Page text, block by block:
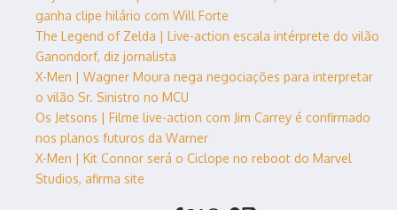
ganha clipe hilário com Will Forte
The Legend of Zelda | Live-action escala intérprete do vilão
Ganondorf, diz jornalista
X-Men | Wagner Moura nega negociações para interpretar
o vilão Sr. Sinistro no MCU
Os Jetsons | Filme live-action com Jim Carrey é confirmado
nos planos futuros da Warner
X-Men | Kit Connor será o Ciclope no reboot do Marvel
Studios, afirma site